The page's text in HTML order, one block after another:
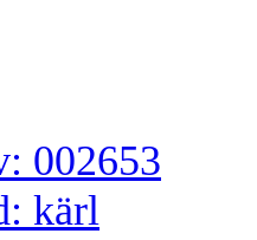
002653
kärl